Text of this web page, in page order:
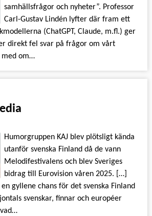
samhällsfrågor och nyheter”. Professor
Carl-Gustav Lindén lyfter där fram ett
(ChatGPT, Claude, m.fl.) ger
direkt fel svar på frågor om vårt
med om…
Humorgruppen KAJ blev plötsligt kända
utanför svenska Finland då de vann
Melodifestivalens och blev Sveriges
bidrag till Eurovision våren 2025. […]
gyllene chans för det svenska Finland
svenskar, finnar och européer